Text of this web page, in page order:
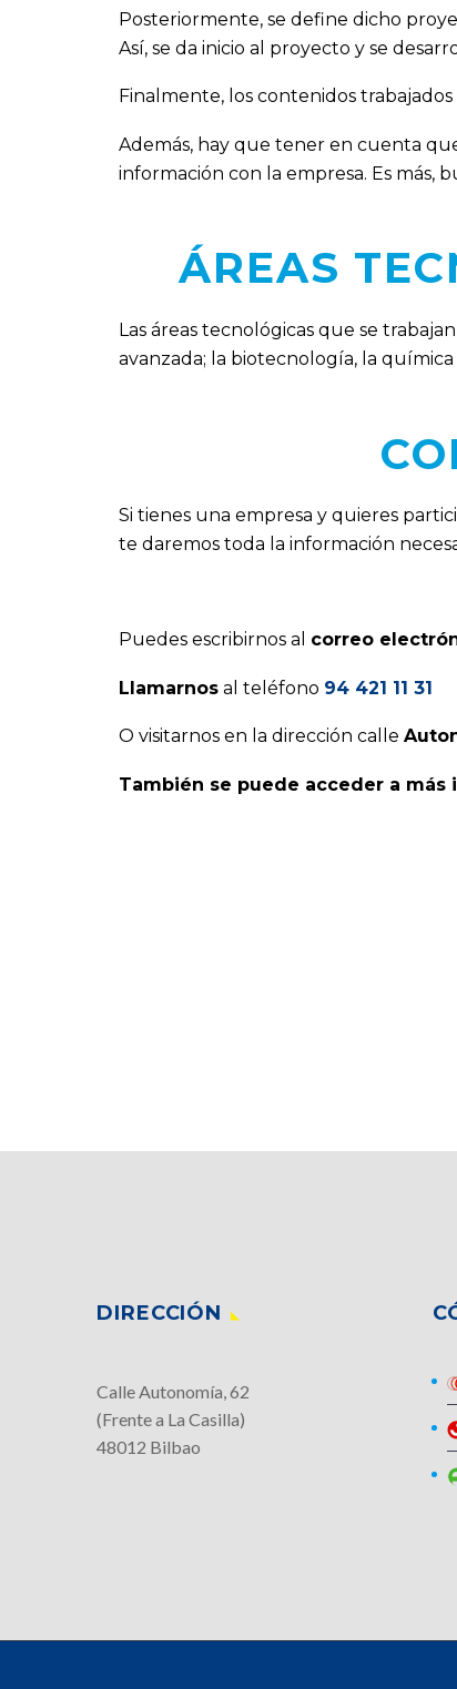
Posteriormente, se define dicho
Así, se da inicio al proyecto y se
Finalmente, los contenidos
Además, hay que tener en cuenta
información con la empresa. Es más,
ÁREAS
Las áreas tecnológicas que se
avanzada; la biotecnología, la
Si tienes una empresa y quieres
te daremos toda la información
Puedes escribirnos al correo
Llamarnos al teléfono 94 421 11 31
O visitarnos en la dirección calle
También se puede acceder a más
DIRECCIÓN
Calle Autonomía, 62
(Frente a La Casilla)
48012 Bilbao